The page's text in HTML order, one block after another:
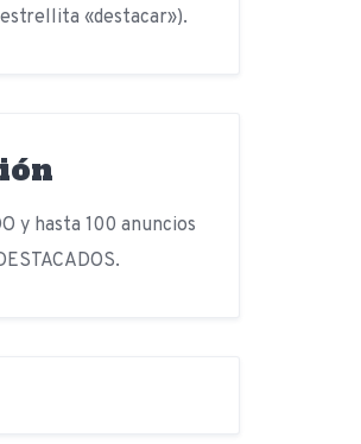
«destacar»).
y hasta 100 anuncios